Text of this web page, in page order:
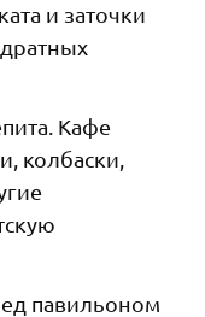
и заточки
Кафе
колбаски,
павильоном